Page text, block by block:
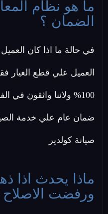
ما هو نظام
الضمان ؟
في حالة ما اذا كان
العميل علي قطع الغيار
100% ولاننا واثقون في
ضمان عام علي خدمة
صيانة كولدير
ماذا يحدث اذا
ورفضت الاصلاح